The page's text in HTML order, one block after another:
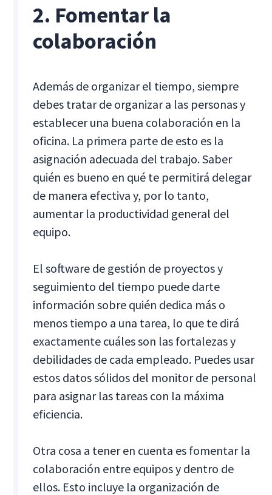
2. Fomentar la
colaboración
Además de organizar el tiempo, siempre
debes tratar de organizar a las personas y
establecer una buena colaboración en la
oficina. La primera parte de esto es la
asignación adecuada del trabajo. Saber
quién es bueno en qué te permitirá delegar
de manera efectiva y, por lo tanto,
aumentar la productividad general del
equipo.
El software de gestión de proyectos y
seguimiento del tiempo puede darte
información sobre quién dedica más o
menos tiempo a una tarea, lo que te dirá
exactamente cuáles son las fortalezas y
debilidades de cada empleado. Puedes usar
estos datos sólidos del monitor de personal
para asignar las tareas con la máxima
eficiencia.
Otra cosa a tener en cuenta es fomentar la
colaboración entre equipos y dentro de
ellos. Esto incluye la organización de